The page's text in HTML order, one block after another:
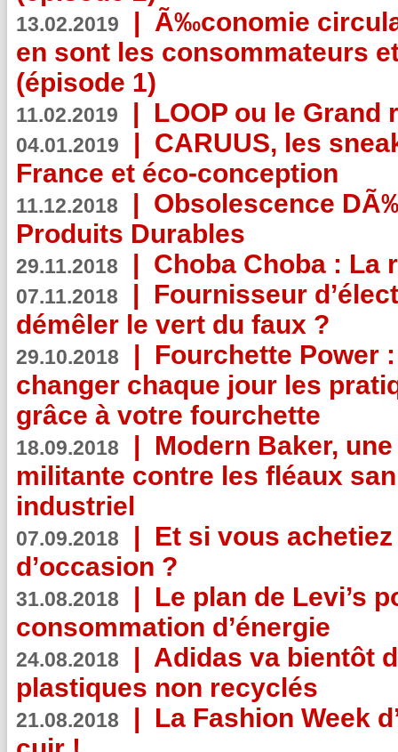
13.02.2019 | Ã‰conomie
en sont les consommateurs
(épisode 1)
11.02.2019 | LOOP ou le Grand
04.01.2019 | CARUUS, les
France et éco-conception
11.12.2018 | Obsolescence
Produits Durables
29.11.2018 | Choba Choba : La
07.11.2018 | Fournisseur
démêler le vert du faux ?
29.10.2018 | Fourchette Power
changer chaque jour les
grâce à votre fourchette
18.09.2018 | Modern Baker,
militante contre les fléaux
industriel
07.09.2018 | Et si vous
d’occasion ?
31.08.2018 | Le plan de Levi’s
consommation d’énergie
24.08.2018 | Adidas va bientôt
plastiques non recyclés
21.08.2018 | La Fashion Week